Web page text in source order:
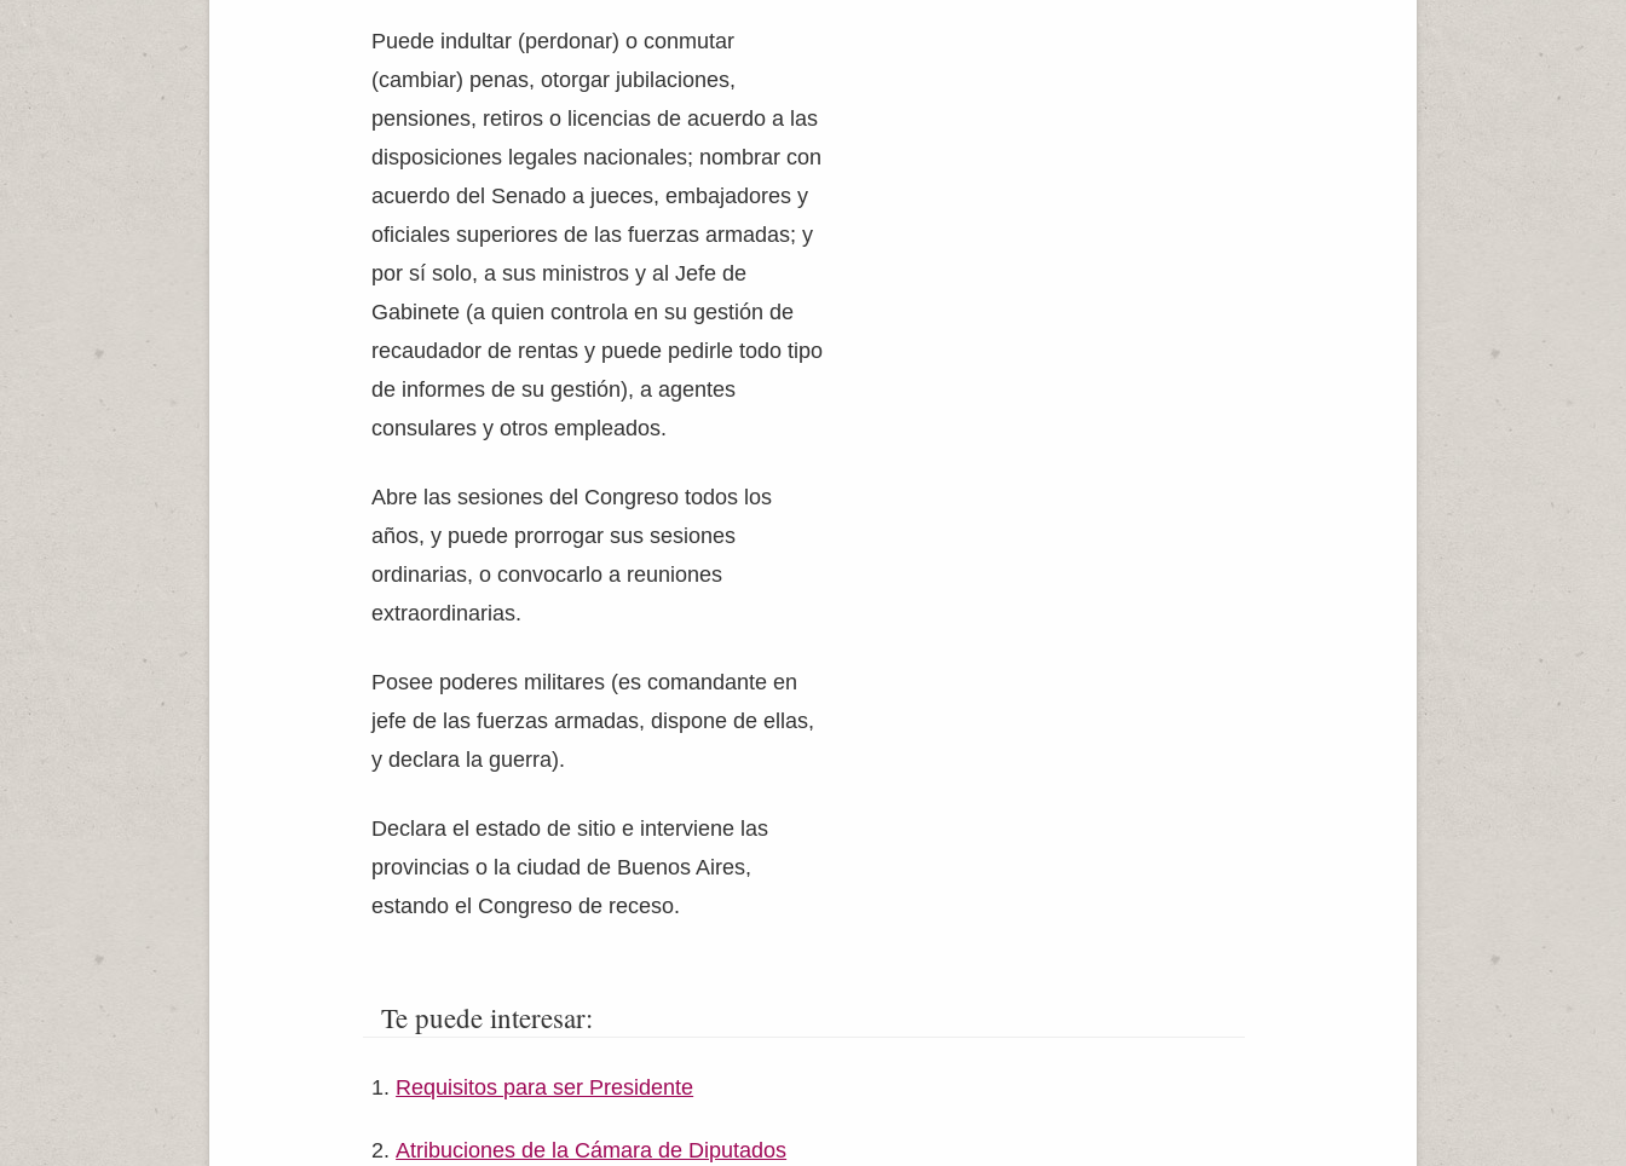
Puede indultar (perdonar) o conmutar
(cambiar) penas, otorgar jubilaciones,
pensiones, retiros o licencias de acuerdo a las
disposiciones legales nacionales; nombrar con
acuerdo del Senado a jueces, embajadores y
oficiales superiores de las fuerzas armadas; y
por sí solo, a sus ministros y al Jefe de
Gabinete (a quien controla en su gestión de
recaudador de rentas y puede pedirle todo tipo
de informes de su gestión), a agentes
consulares y otros empleados.
Abre las sesiones del Congreso todos los
años, y puede prorrogar sus sesiones
ordinarias, o convocarlo a reuniones
extraordinarias.
Posee poderes militares (es comandante en
jefe de las fuerzas armadas, dispone de ellas,
y declara la guerra).
Declara el estado de sitio e interviene las
provincias o la ciudad de Buenos Aires,
estando el Congreso de receso.
Te puede interesar:
Requisitos para ser Presidente
Atribuciones de la Cámara de Diputados